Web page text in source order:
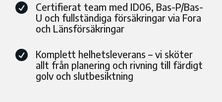

Certifierat team med ID06, Bas-P/Bas-
U och fullständiga försäkringar via Fora
och Länsförsäkringar

Komplett helhetsleverans – vi sköter
allt från planering och rivning till färdigt
golv och slutbesiktning